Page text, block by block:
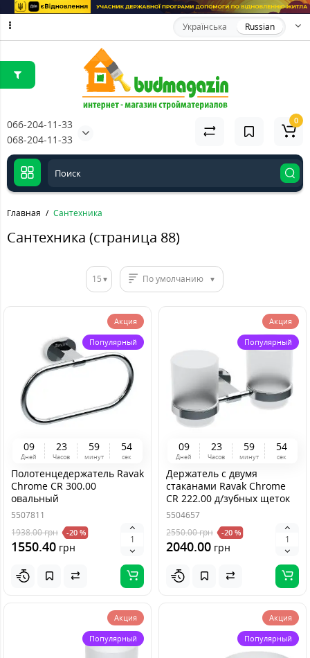
Українська Russian
066-204-11-33
068-204-11-33
0
Главная Сантехника
Сантехника (страница 88)
15 По умолчанию
Акция
Популярный
09
Дней
23
Часов
59
минут
54
сек
Полотенцедержатель Ravak
Chrome CR 300.00
овальный
5507811
1938.00грн -20 %
1550.40 грн
Акция
Популярный
09
Дней
23
Часов
59
минут
54
сек
Держатель с двумя
стаканами Ravak Chrome
CR 222.00 д/зубных щеток
5504657
2550.00грн -20 %
2040.00 грн
Акция
Популярный
Акция
Популярный